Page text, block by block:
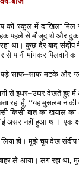
को स्कूल में दाखिला
पहले से मौजूद थे और
था। कुछ देर बाद संदीप ने
से पानी मांगकर पिलवाने
पड़े साफ–साफ मटके और
से इधर–उघर देखते हुए
रहा हूँ, ‘‘यह मुसलमान की
किसी बात का खयाल का
असर नहीं हुआ था। एक
हो। मुझे चुप देख संदीप
ले आया। लग रहा था,